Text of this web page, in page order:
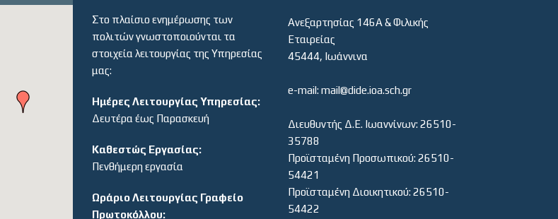
Στο πλαίσιο ενημέρωσης των
πολιτών γνωστοποιούνται τα
στοιχεία λειτουργίας της Υπηρεσίας
μας:
Ημέρες Λειτουργίας Υπηρεσίας:
Δευτέρα έως Παρασκευή
Καθεστώς Εργασίας:
Πενθήμερη εργασία
Ωράριο Λειτουργίας Γραφείο
Πρωτοκόλλου:
Ανεξαρτησίας 146Α & Φιλικής
Εταιρείας
45444, Ιωάννινα
e-mail: mail@dide.ioa.sch.gr
Διευθυντής Δ.Ε. Ιωαννίνων: 26510-
35788
Προϊσταμένη Προσωπικού: 26510-
54421
Προϊσταμένη Διοικητικού: 26510-
54422